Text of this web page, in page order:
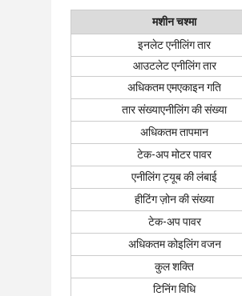
मशीन चश्मा
इनलेट एनीलिंग तार
आउटलेट एनीलिंग तार
अधिकतम एमएकाइन गति
तार संख्याएनीलिंग की संख्या
अधिकतम तापमान
टेक-अप मोटर पावर
एनीलिंग ट्यूब की लंबाई
हीटिंग ज़ोन की संख्या
टेक-अप पावर
अधिकतम कोइलिंग वजन
कुल शक्ति
टिनिंग विधि